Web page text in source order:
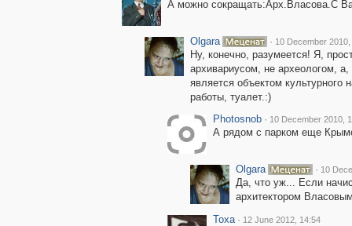
А можно сокращать:Арх.Власова.С
Olgara · 10 December 2010,
Ну, конечно, разумеется! Я,
архивариусом, не археологом,
является объектом культурного
работы, туалет.:)
Photosnob · 10 December 2010,
А рядом с парком еще
Olgara · 10
Да, что уж... Если
архитектором
Toxa · 12 June 2012, 14:54